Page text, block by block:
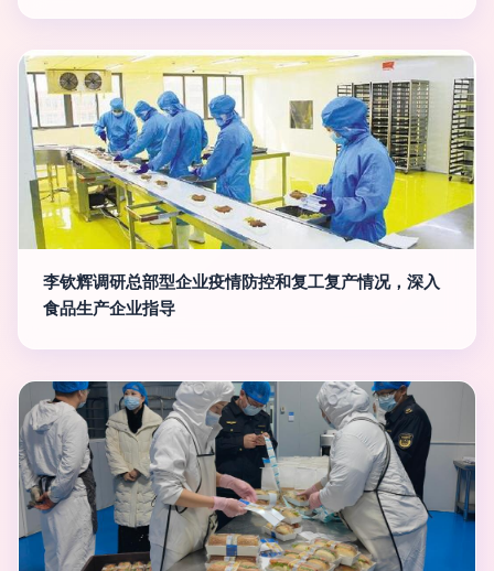
李钦辉调研总部型企业疫情防控和复工复产情况，深入
食品生产企业指导